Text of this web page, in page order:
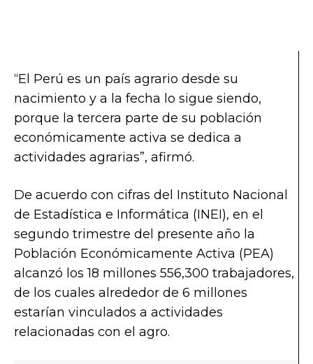
“El Perú es un país agrario desde su
nacimiento y a la fecha lo sigue siendo,
porque la tercera parte de su población
económicamente activa se dedica a
actividades agrarias”, afirmó.
De acuerdo con cifras del Instituto Nacional
de Estadística e Informática (INEI), en el
segundo trimestre del presente año la
Población Económicamente Activa (PEA)
alcanzó los 18 millones 556,300 trabajadores,
de los cuales alrededor de 6 millones
estarían vinculados a actividades
relacionadas con el agro.